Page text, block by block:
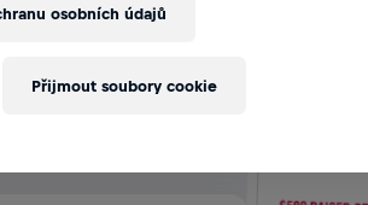
Týmech v aplikaci —
osobních údajů
Přijmout soubory cookie